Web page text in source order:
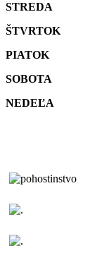
STREDA
ŠTVRTOK
PIATOK
SOBOTA
NEDEĽA